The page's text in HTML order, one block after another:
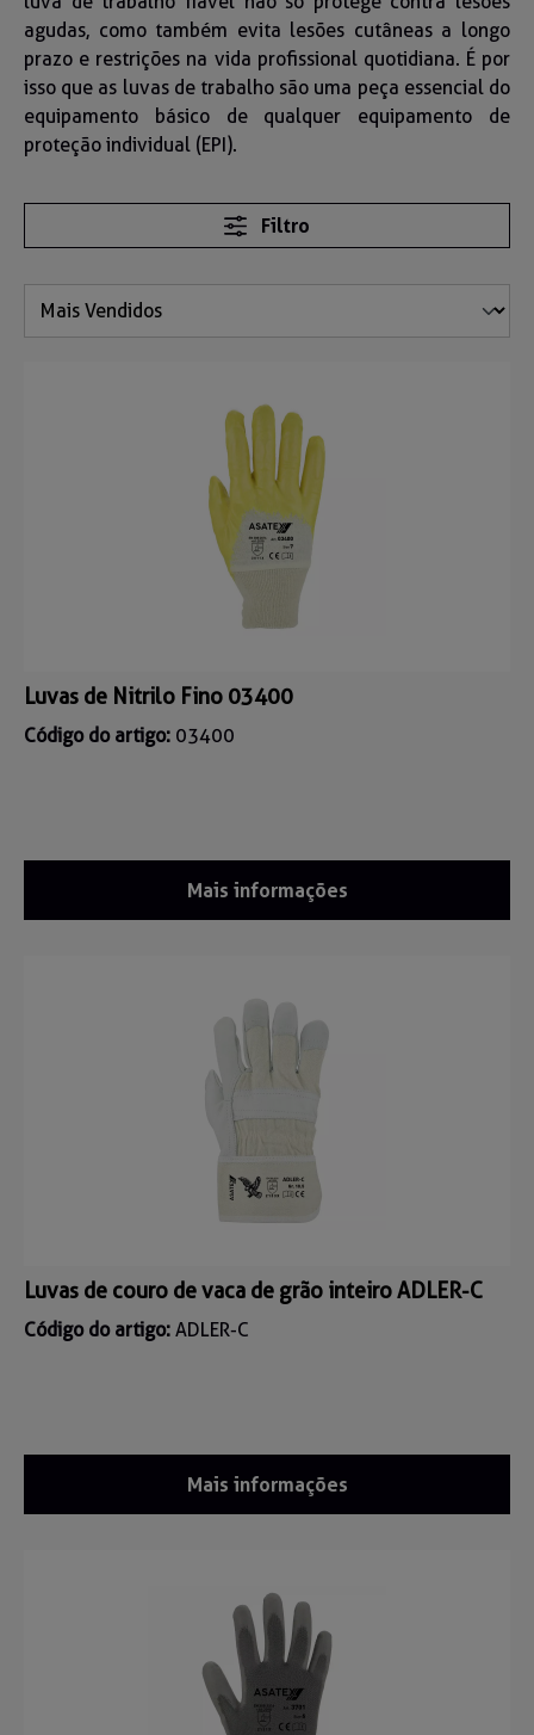
agudas, como também evita lesões cutâneas a longo
prazo e restrições na vida profissional quotidiana. É por
isso que as luvas de trabalho são uma peça essencial do
equipamento básico de qualquer equipamento de
proteção individual (EPI).
Filtro
Luvas de Nitrilo Fino 03400
Código do artigo: 03400
Mais informações
Luvas de couro de vaca de grão inteiro ADLER-C
Código do artigo: ADLER-C
Mais informações